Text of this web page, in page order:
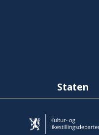
Staten